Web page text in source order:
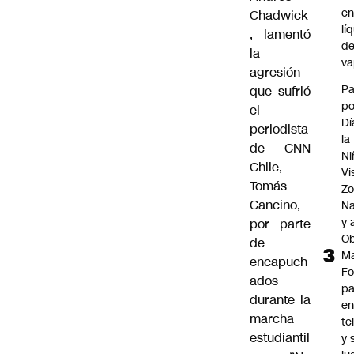
Chadwick
, lamentó
la
agresión
que sufrió
el
periodista
de CNN
Chile,
Tomás
Cancino,
por parte
de
encapuch
ados
durante la
marcha
estudiantil
en
la
y
en
y